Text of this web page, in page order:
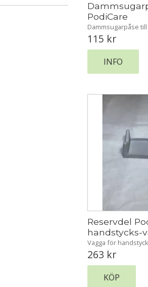
PodiCare
Dammsugarpåse
slipmaskiner med
115 kr
INFO
Reservdel
handstycks-
Vagga för
263 kr
KÖP